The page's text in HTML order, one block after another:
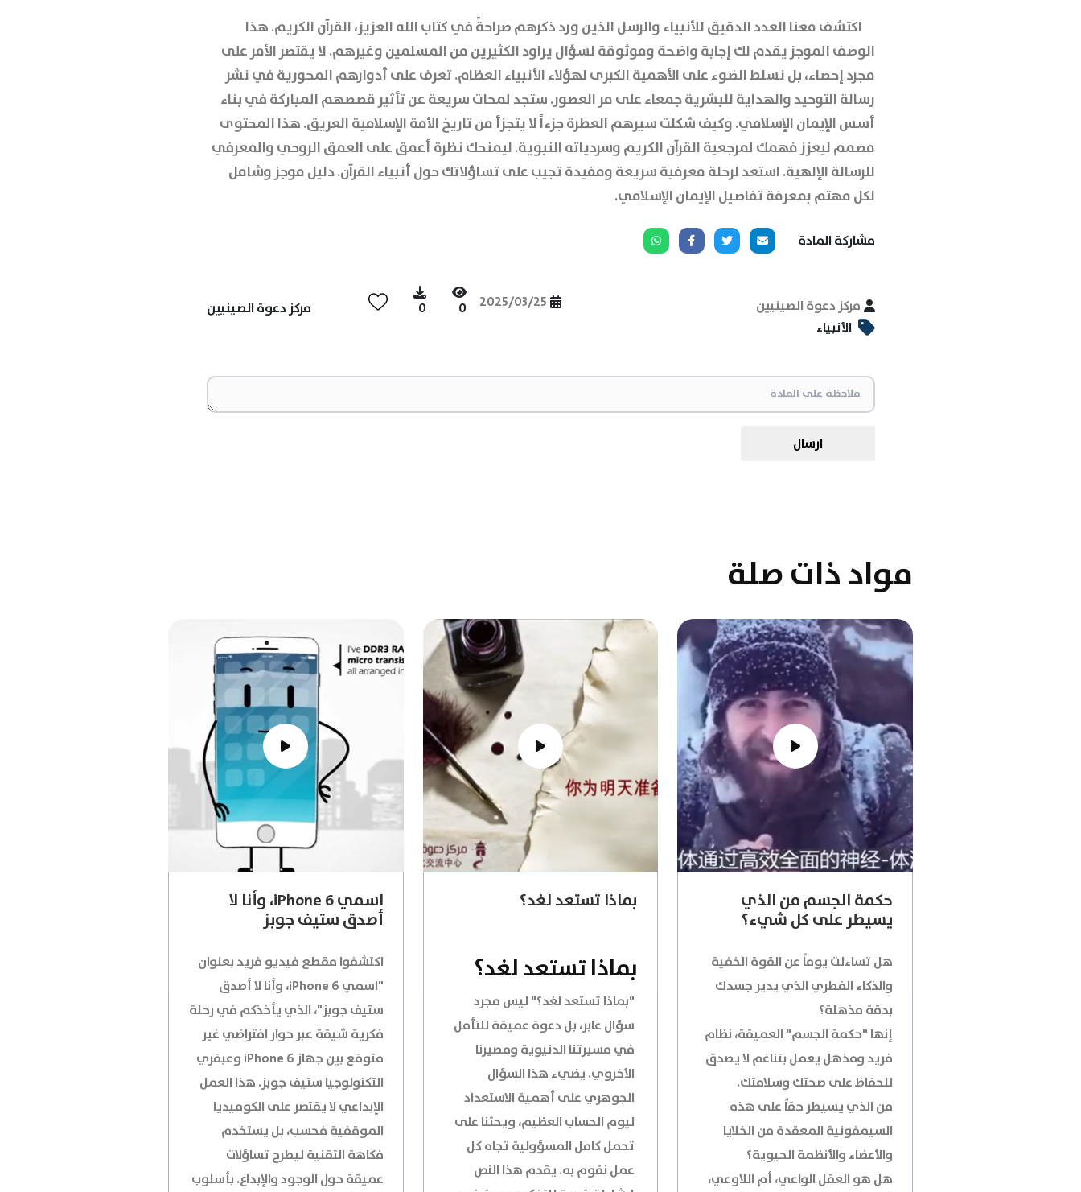
اكتشف معناالعدد الدقيق للأنبياء والرسلالذين ورد ذكرهم صراحةً في كتاب الله العزيز، القرآن الكريم. هذا
الوصف الموجز يقدم لك إجابة واضحة وموثوقة لسؤال يراود الكثيرين من المسلمين وغيرهم. لا يقتصر الأمر على
مجرد إحصاء، بل نسلط الضوء علىالأهمية الكبرىلهؤلاء الأنبياء العظام. تعرف على أدوارهم المحورية في نشر
رسالة التوحيد والهداية للبشرية جمعاء على مر العصور. ستجد لمحات سريعة عنتأثير قصصهم المباركةفي بناء
أسس الإيمان الإسلامي. وكيف شكلت سيرهم العطرة جزءاً لا يتجزأ من تاريخ الأمة الإسلامية العريق. هذا المحتوى
مصمم ليعزز فهمك لمرجعية القرآن الكريم وسردياته النبوية. ليمنحك نظرة أعمق علىالعمق الروحي والمعرفي
للرسالة الإلهية. استعد لرحلة معرفية سريعة ومفيدة تجيب على تساؤلاتك حول أنبياء القرآن. دليل موجز وشامل
لكل مهتم بمعرفة تفاصيل الإيمان الإسلامي.
مشاركة المادة
مركز دعوة الصينيين 2025/03/25
0
0
مركز دعوة الصينيين
الأنبياء
ارسال
مواد ذات صلة
حكمة الجسم من الذي
يسيطر على كل شيء؟
هل تساءلت يوماً عن القوة الخفية
والذكاء الفطري الذي يدير جسدك
بدقة مذهلة؟
إنها "حكمة الجسم" العميقة، نظام
فريد ومذهل يعمل بتناغم لا يصدق
للحفاظ على صحتك وسلامتك.
من الذي يسيطر حقاً على هذه
السيمفونية المعقدة من الخلايا
والأعضاء والأنظمة الحيوية؟
هل هو العقل الواعي، أم اللاوعي،
بماذا تستعد لغد؟
بماذا تستعد لغد؟
"بماذا تستعد لغد؟"ليس مجرد
سؤال عابر، بل دعوة عميقة للتأمل
في مسيرتنا الدنيوية ومصيرنا
الأخروي. يضيء هذا السؤال
الجوهري على أهمية الاستعداد
ليوم الحساب العظيم، ويحثنا على
تحمل كامل المسؤولية تجاه كل
عمل نقوم به. يقدم هذا النص
اسمي iPhone 6، وأنا لا
أصدق ستيف جوبز
اكتشفوا مقطع فيديو فريد بعنوان
"اسمي iPhone 6، وأنا لا أصدق
ستيف جوبز"، الذي يأخذكم في رحلة
فكرية شيقة عبر حوار افتراضي غير
متوقع بين جهاز iPhone 6 وعبقري
التكنولوجيا ستيف جوبز. هذا العمل
الإبداعي لا يقتصر على الكوميديا
الموقفية فحسب، بل يستخدم
فكاهة التقنية ليطرح تساؤلات
عميقة حول الوجود والإبداع. بأسلوب